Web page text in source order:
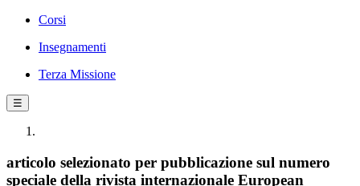
Corsi
Insegnamenti
Terza Missione
☰
articolo selezionato per pubblicazione sul numero
speciale della rivista internazionale European